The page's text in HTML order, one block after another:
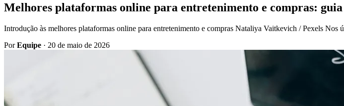
Melhores plataformas online para entretenimento e compras:
Introdução às melhores plataformas online para entretenimento e compras Nataliya Vaitkevich / Pexels Nos
PorEquipe · 20 de maio de 2026